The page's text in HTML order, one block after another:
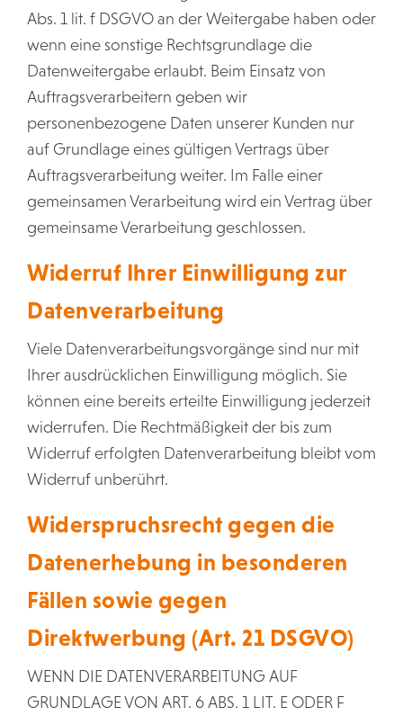
Abs. 1 lit. f DSGVO an der Weitergabe haben oder
wenn eine sonstige Rechtsgrundlage die
Datenweitergabe erlaubt. Beim Einsatz von
Auftragsverarbeitern geben wir
personenbezogene Daten unserer Kunden nur
auf Grundlage eines gültigen Vertrags über
Auftragsverarbeitung weiter. Im Falle einer
gemeinsamen Verarbeitung wird ein Vertrag über
gemeinsame Verarbeitung geschlossen.
Widerruf Ihrer Einwilligung zur
Datenverarbeitung
Viele Datenverarbeitungsvorgänge sind nur mit
Ihrer ausdrücklichen Einwilligung möglich. Sie
können eine bereits erteilte Einwilligung jederzeit
widerrufen. Die Rechtmäßigkeit der bis zum
Widerruf erfolgten Datenverarbeitung bleibt vom
Widerruf unberührt.
Widerspruchsrecht gegen die
Datenerhebung in besonderen
Fällen sowie gegen
Direktwerbung (Art. 21 DSGVO)
WENN DIE DATENVERARBEITUNG AUF
GRUNDLAGE VON ART. 6 ABS. 1 LIT. E ODER F